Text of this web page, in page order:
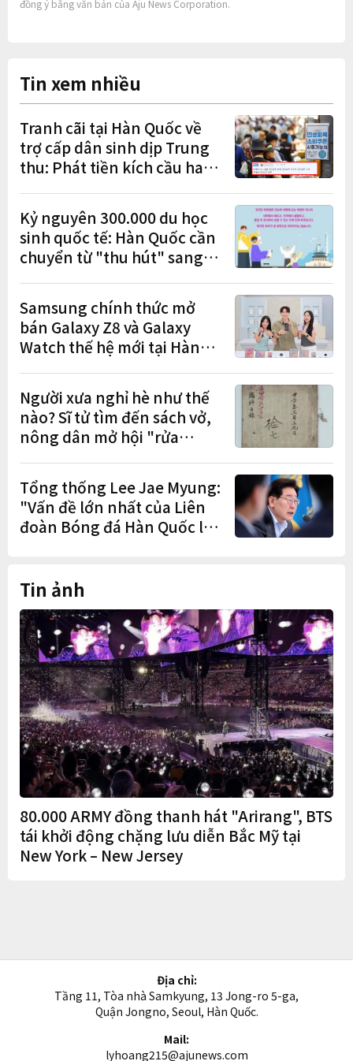
đồng ý bằng văn bản của Aju News Corporation.
Tin xem nhiều
Tranh cãi tại Hàn Quốc về
trợ cấp dân sinh dịp Trung
thu: Phát tiền kích cầu hay
Kỷ nguyên 300.000 du học
sinh quốc tế: Hàn Quốc cần
chuyển từ "thu hút" sang
Samsung chính thức mở
bán Galaxy Z8 và Galaxy
Watch thế hệ mới tại Hàn
đơn đặt trước
Người xưa nghỉ hè như thế
nào? Sĩ tử tìm đến sách vở,
nông dân mở hội "rửa
Tổng thống Lee Jae Myung:
"Vấn đề lớn nhất của Liên
đoàn Bóng đá Hàn Quốc là
Tin ảnh
80.000 ARMY đồng thanh hát "Arirang", BTS
tái khởi động chặng lưu diễn Bắc Mỹ tại
New York – New Jersey
Địa chỉ:
Tầng 11, Tòa nhà Samkyung, 13 Jong-ro 5-ga,
Quận Jongno, Seoul, Hàn Quốc.
Mail:
lyhoang215@ajunews.com